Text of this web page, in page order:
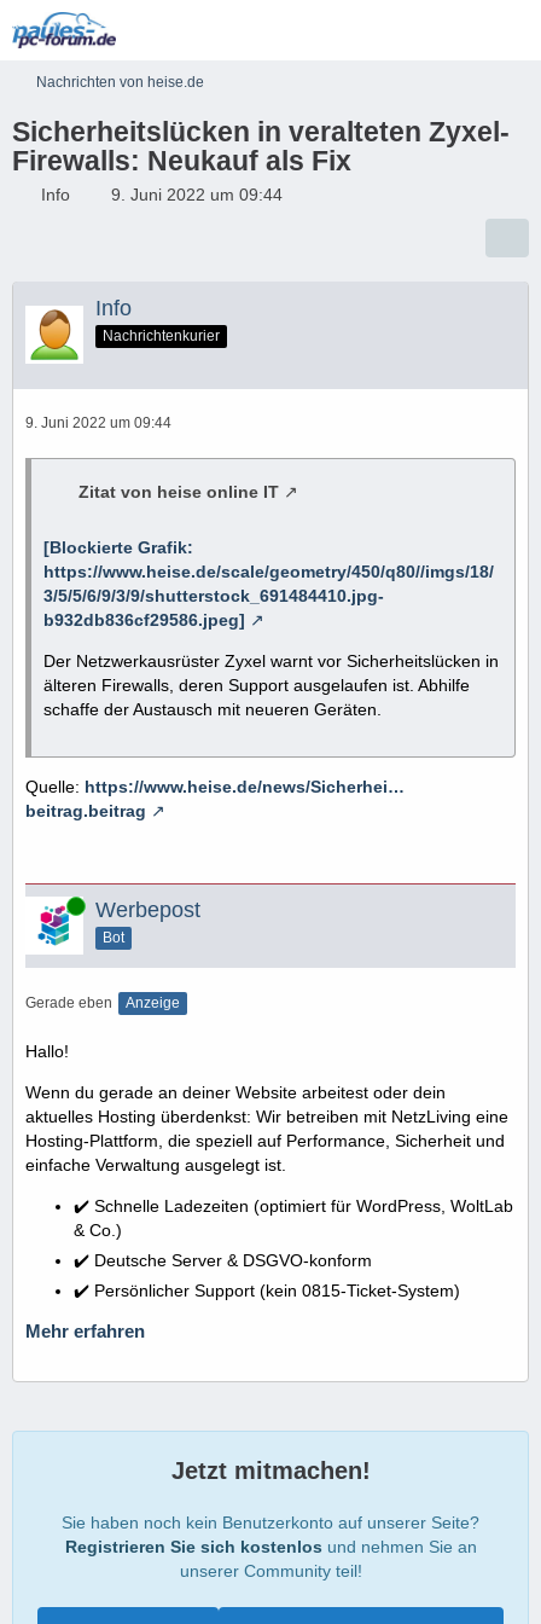
Nachrichten von heise.de
Sicherheitslücken in veralteten Zyxel-
Firewalls: Neukauf als Fix
Info 9. Juni 2022 um 09:44
Info
Nachrichtenkurier
9. Juni 2022 um 09:44
Zitat von heise online IT
[Blockierte Grafik:
https://www.heise.de/scale/geometry/450/q80//imgs/18/
3/5/5/6/9/3/9/shutterstock_691484410.jpg-
b932db836cf29586.jpeg]
Der Netzwerkausrüster Zyxel warnt vor Sicherheitslücken in
älteren Firewalls, deren Support ausgelaufen ist. Abhilfe
schaffe der Austausch mit neueren Geräten.
Quelle: https://www.heise.de/news/Sicherhei…
beitrag.beitrag
Online Werbepost
Bot
Gerade eben Anzeige
Hallo!
Wenn du gerade an deiner Website arbeitest oder dein
aktuelles Hosting überdenkst: Wir betreiben mit NetzLiving eine
Hosting-Plattform, die speziell auf Performance, Sicherheit und
einfache Verwaltung ausgelegt ist.
✔️ Schnelle Ladezeiten (optimiert für WordPress, WoltLab
& Co.)
✔️ Deutsche Server & DSGVO-konform
✔️ Persönlicher Support (kein 0815-Ticket-System)
Mehr erfahren
Jetzt mitmachen!
Sie haben noch kein Benutzerkonto auf unserer Seite?
Registrieren Sie sich kostenlos und nehmen Sie an
unserer Community teil!